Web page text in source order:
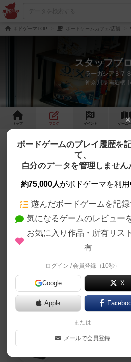
ボドゲーマTOP ボードゲームカフェ/店舗
スタッフブ
ラーガシア３７３
神奈川県南足柄市
トップ ブログ イベント ゲーム
ボードゲームを扱って1ヶ
ボードゲームが出来るようになっ
毎日とはいきませんが、3日に1回
て頂いてます！！
家族で盛り上がって頂いたり、た
お食事に来てボードゲームを発見
トの子が友達連れて来てくれたり
まだまだいっぱいお待ちしてます！
このブログの投
大臣
ボードゲームのプレイ履歴を
て、
自分のデータを管理しません
約75,000人がボドゲーマを利用
遊んだボードゲームを記録
気になるゲームのレビュー
お気に入り作品・所有リス
有
ログイン / 会員登録（10秒）
Google X
Apple
または
メールで会員登録